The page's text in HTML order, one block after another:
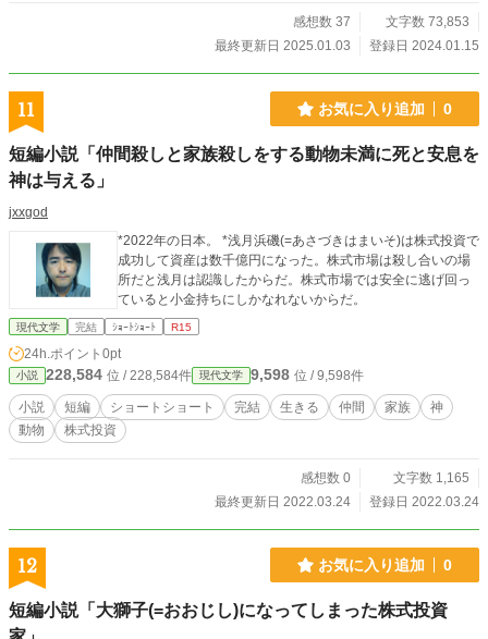
感想数 37
文字数 73,853
最終更新日 2025.01.03
登録日 2024.01.15
11 お気に入り追加 0
短編小説「仲間殺しと家族殺しをする動物未満に死と安息を
神は与える」
jxxgod
*2022年の日本。 *浅月浜磯(=あさづきはまいそ)は株式投資で
成功して資産は数千億円になった。株式市場は殺し合いの場
所だと浅月は認識したからだ。株式市場では安全に逃げ回っ
ていると小金持ちにしかなれないからだ。
現代文学 完結 ｼｮｰﾄｼｮｰﾄ R15
24h.ポイント 0pt
小説 228,584 位 / 228,584件 現代文学 9,598 位 / 9,598件
小説 短編 ショートショート 完結 生きる 仲間 家族
神
動物
株式投資
感想数 0
文字数 1,165
最終更新日 2022.03.24
登録日 2022.03.24
12 お気に入り追加 0
短編小説「大獅子(=おおじし)になってしまった株式投資